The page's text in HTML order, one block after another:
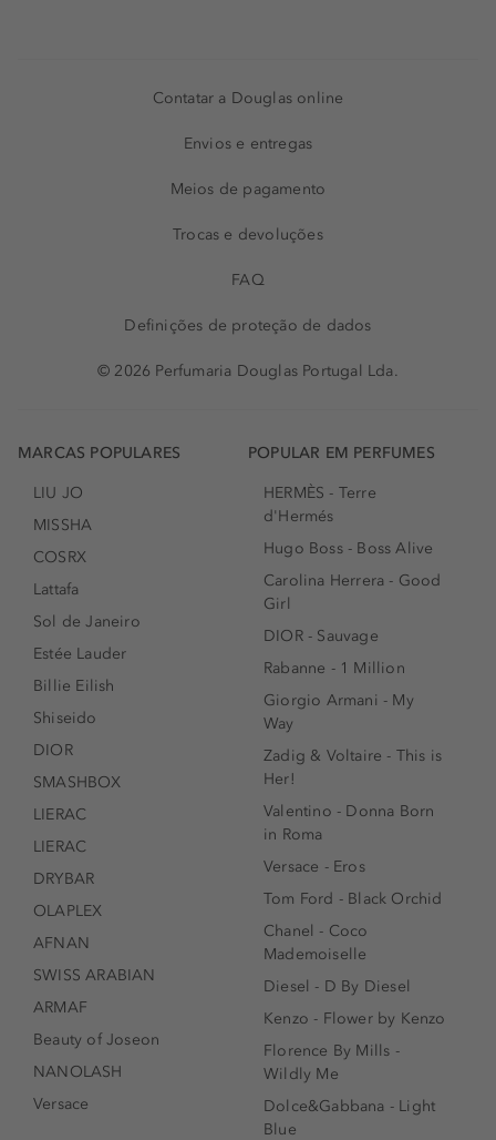
Contatar a Douglas online
Envios e entregas
Meios de pagamento
Trocas e devoluções
FAQ
Definições de proteção de dados
© 2026 Perfumaria Douglas Portugal Lda.
MARCAS POPULARES
LIU JO
MISSHA
COSRX
Lattafa
Sol de Janeiro
Estée Lauder
Billie Eilish
Shiseido
DIOR
SMASHBOX
LIERAC
LIERAC
DRYBAR
OLAPLEX
AFNAN
SWISS ARABIAN
ARMAF
Beauty of Joseon
NANOLASH
Versace
POPULAR EM PERFUMES
HERMÈS - Terre
d'Hermés
Hugo Boss - Boss Alive
Carolina Herrera - Good
Girl
DIOR - Sauvage
Rabanne - 1 Million
Giorgio Armani - My
Way
Zadig & Voltaire - This is
Her!
Valentino - Donna Born
in Roma
Versace - Eros
Tom Ford - Black Orchid
Chanel - Coco
Mademoiselle
Diesel - D By Diesel
Kenzo - Flower by Kenzo
Florence By Mills -
Wildly Me
Dolce&Gabbana - Light
Blue